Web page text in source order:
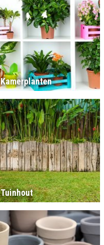
Kamerplanten
Tuinhout